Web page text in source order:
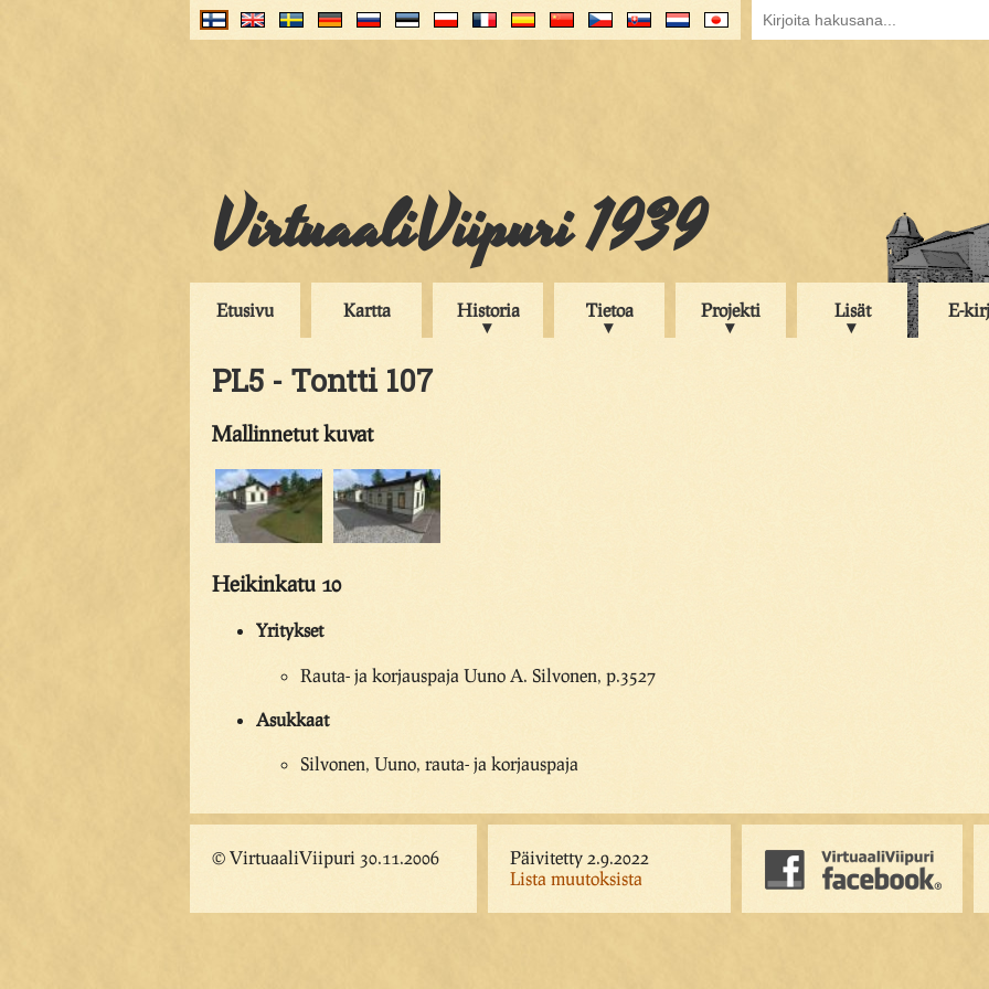
VirtuaaliViipuri 1939
Etusivu Kartta Historia Tietoa Projekti Lisät E-
PL5 - Tontti 107
Mallinnetut kuvat
Heikinkatu 10
Yritykset
Rauta- ja korjauspaja Uuno A. Silvonen, p.3527
Asukkaat
Silvonen, Uuno, rauta- ja korjauspaja
© VirtuaaliViipuri 30.11.2006
Päivitetty 2.9.2022
Lista muutoksista